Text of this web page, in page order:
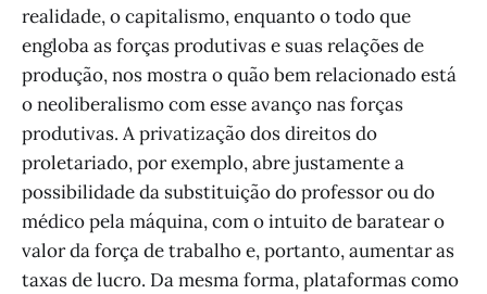
realidade, o capitalismo, enquanto o todo que
engloba as forças produtivas e suas relações de
produção, nos mostra o quão bem relacionado está
o neoliberalismo com esse avanço nas forças
produtivas. A privatização dos direitos do
proletariado, por exemplo, abre justamente a
possibilidade da substituição do professor ou do
médico pela máquina, com o intuito de baratear o
valor da força de trabalho e, portanto, aumentar as
taxas de lucro. Da mesma forma, plataformas como